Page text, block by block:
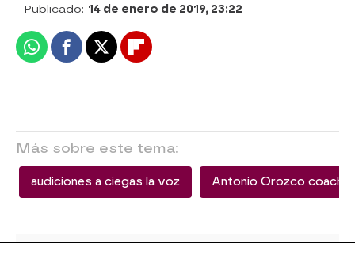
Publicado: 14 de enero de 2019, 23:22
WhatsappFacebook
X Flipboard
Más sobre este tema:
audiciones a ciegas la voz Antonio Orozco coach